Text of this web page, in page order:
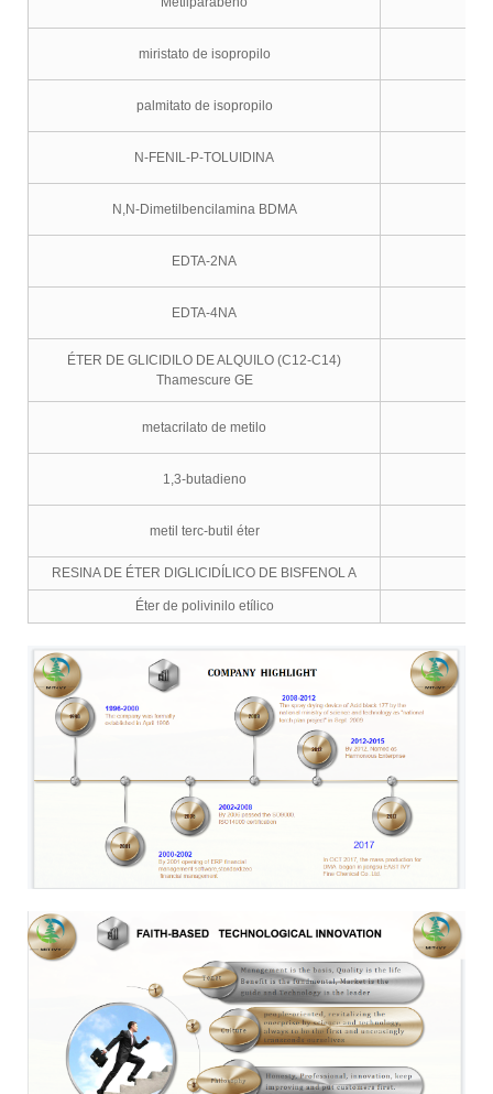
miristato de isopropilo
palmitato de isopropilo
N-FENIL-P-TOLUIDINA
N,N-Dimetilbencilamina BDMA
EDTA-2NA
EDTA-4NA
ÉTER DE GLICIDILO DE ALQUILO (C12-C14)
Thamescure GE
metacrilato de metilo
1,3-butadieno
metil terc-butil éter
RESINA DE ÉTER DIGLICIDÍLICO DE BISFENOL A
Éter de polivinilo etílico